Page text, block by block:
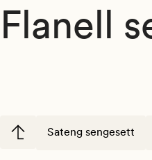
Flanell
Sateng sengesett